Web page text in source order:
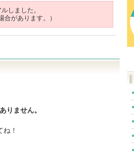
しました。
合があります。）
りません。
！